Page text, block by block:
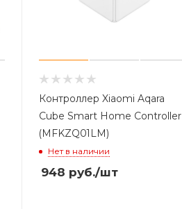
Контроллер Xiaomi Aqara
Cube Smart Home Controller
(MFKZQ01LM)
Нет в наличии
948 руб./шт